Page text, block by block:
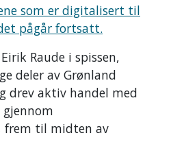
som er digitalisert til
pågår fortsatt.
Raude i spissen,
deler av Grønland
drev aktiv handel med
frem til midten av